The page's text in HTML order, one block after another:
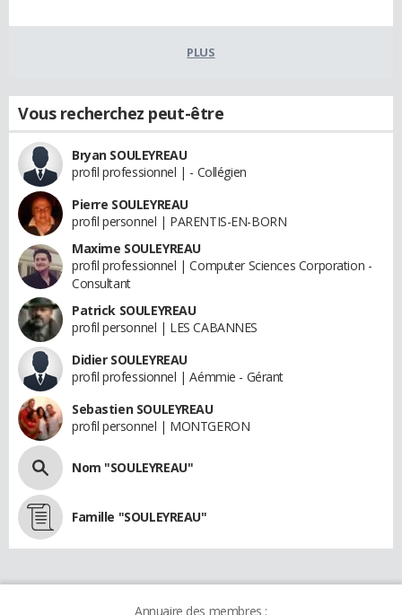
PLUS
Vous recherchez peut-être
Bryan SOULEYREAU
profil professionnel | - Collégien
Pierre SOULEYREAU
profil personnel | PARENTIS-EN-BORN
Maxime SOULEYREAU
profil professionnel | Computer Sciences Corporation -
Consultant
Patrick SOULEYREAU
profil personnel | LES CABANNES
Didier SOULEYREAU
profil professionnel | Aémmie - Gérant
Sebastien SOULEYREAU
profil personnel | MONTGERON
Nom "SOULEYREAU"
Famille "SOULEYREAU"
Annuaire des membres :